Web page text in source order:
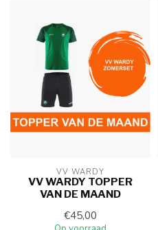
VV WARDY
VV WARDY TOPPER
VAN DE MAAND
€45,00